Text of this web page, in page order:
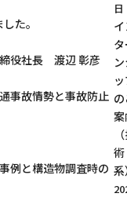
た。
役社長 渡辺 彰彦
故情勢と事故防止
と構造物調査時の
日
術